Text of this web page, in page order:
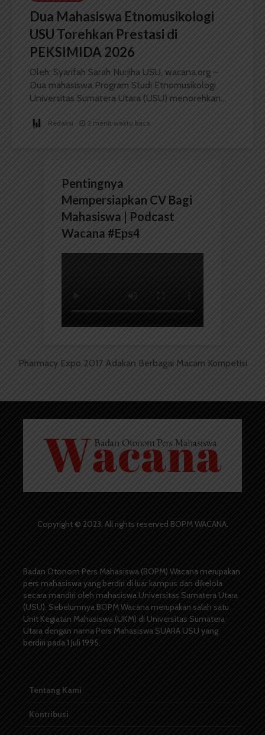
Dua Mahasiswa Etnomusikologi
USU Torehkan Prestasi di
PEKSIMIDA 2026
Oleh: Syarifah Sarah Nurjiha USU, wacana.org –
Dua mahasiswa Program Studi Etnomusikologi
Universitas Sumatera Utara (USU) menorehkan...
Redaksi 2 menit waktu baca
Pentingnya
Mempersiapkan CV Bagi
Mahasiswa | Podcast
Wacana #Eps4
Pharmacy Expo 2017 Adakan Berbagai Macam Kompetisi
Copyright © 2023. All rights reserved BOPM WACANA.
Badan Otonom Pers Mahasiswa (BOPM) Wacana merupakan
pers mahasiswa yang berdiri di luar kampus dan dikelola
secara mandiri oleh mahasiswa Universitas Sumatera Utara
(USU). Sebelumnya BOPM Wacana merupakan salah satu
Unit Kegiatan Mahasiswa (UKM) di Universitas Sumatera
Utara dengan nama Pers Mahasiswa SUARA USU yang
berdiri pada 1 Juli 1995.
Tentang Kami
Kontribusi